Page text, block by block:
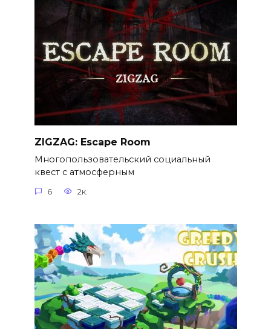
ZIGZAG: Escape Room
Многопользовательский социальный
квест с атмосферным
6 2к.